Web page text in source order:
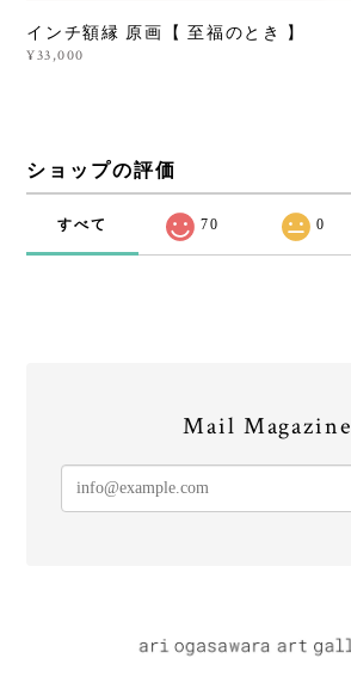
インチ額縁 原画【 至福のとき 】
¥33,000
ショップの評価
すべて 70 0
Mail Magazine